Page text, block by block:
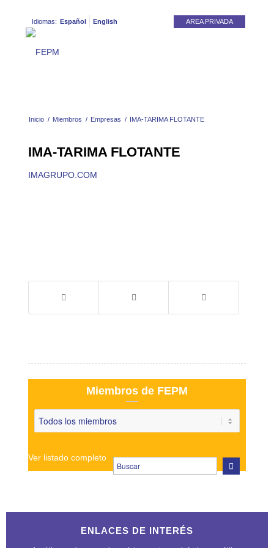
AREA PRIVADA
Idiomas: Español English
Inicio / Miembros / Empresas / IMA-TARIMA FLOTANTE
IMA-TARIMA FLOTANTE
IMAGRUPO .COM
Miembros de FEPM
Ver listado completo
ENLACES DE INTERÉS